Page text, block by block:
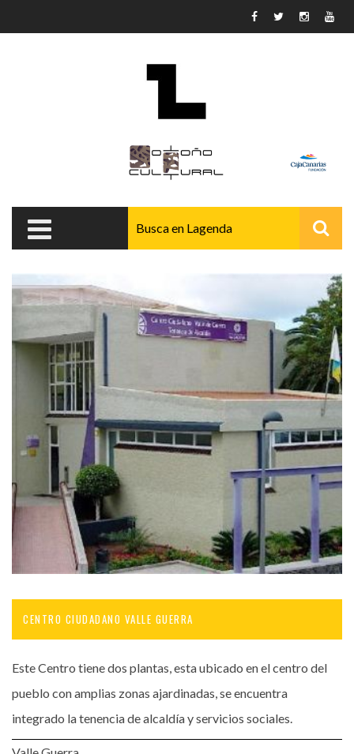
CENTRO CIUDADANO VALLE GUERRA
Este Centro tiene dos plantas, esta ubicado en el centro del
pueblo con amplias zonas ajardinadas, se encuentra
integrado la tenencia de alcaldía y servicios sociales.